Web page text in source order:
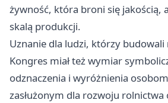
żywność, która broni się jakością,
skalą produkcji.
Uznanie dla ludzi, którzy
Kongres miał też wymiar
odznaczenia i wyróżnienia
zasłużonym dla rozwoju